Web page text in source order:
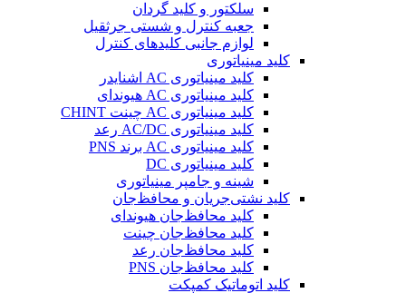
سلکتور و کلید گردان
جعبه کنترل و شستی جرثقیل
لوازم جانبی کلیدهای کنترل
کلید مینیاتوری
کلید مینیاتوری AC اشنایدر
کلید مینیاتوری AC هیوندای
کلید مینیاتوری AC چینت CHINT
کلید مینیاتوری AC/DC رعد
کلید مینیاتوری AC برند PNS
کلید مینیاتوری DC
شینه و جامپر مینیاتوری
کلید نشتی‌جریان و محافظ‌جان
کلید محافظ‌جان هیوندای
کلید محافظ‌جان چینت
کلید محافظ‌جان رعد
کلید محافظ‌جان PNS
کلید اتوماتیک کمپکت